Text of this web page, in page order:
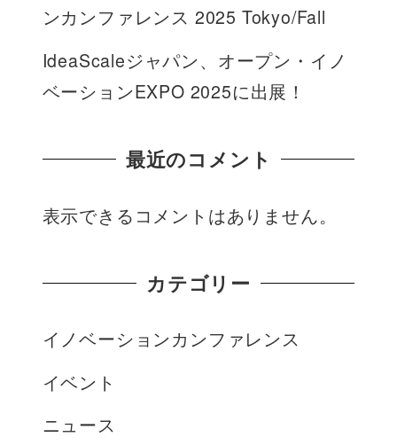
ンカンファレンス 2025 Tokyo/Fall
IdeaScaleジャパン、オープン・イノ
ベーションEXPO 2025に出展！
最近のコメント
表示できるコメントはありません。
カテゴリー
イノベーションカンファレンス
イベント
ニュース